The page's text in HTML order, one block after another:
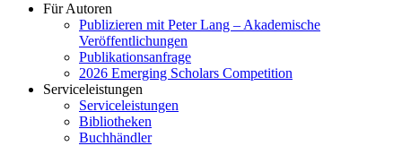
Für Autoren
Publizieren mit Peter Lang – Akademische
Veröffentlichungen
Publikationsanfrage
2026 Emerging Scholars Competition
Serviceleistungen
Serviceleistungen
Bibliotheken
Buchhändler